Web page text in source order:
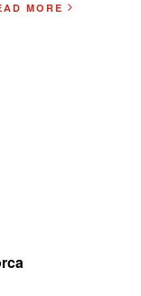
MORE